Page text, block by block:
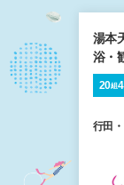
湯本
浴・
20組
行田